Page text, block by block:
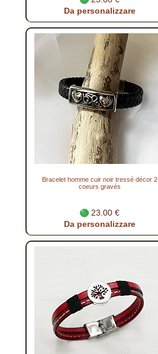
Da personalizzare
Bracelet homme cuir noir tressé décor 2
coeurs gravés
23.00 €
Da personalizzare